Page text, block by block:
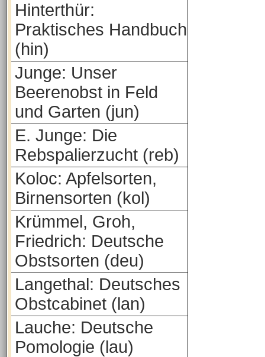
Hinterthür:
Praktisches Handbuch
(hin)
Junge: Unser
Beerenobst in Feld
und Garten (jun)
E. Junge: Die
Rebspalierzucht (reb)
Koloc: Apfelsorten,
Birnensorten (kol)
Krümmel, Groh,
Friedrich: Deutsche
Obstsorten (deu)
Langethal: Deutsches
Obstcabinet (lan)
Lauche: Deutsche
Pomologie (lau)